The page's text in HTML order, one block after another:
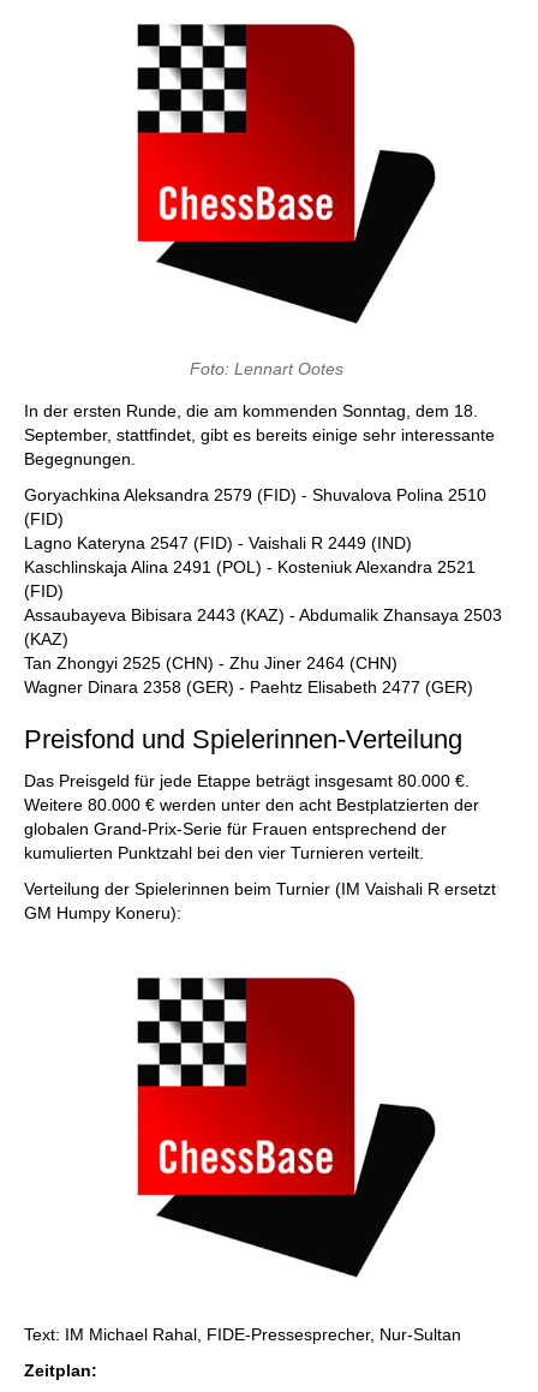
Foto: Lennart Ootes
In der ersten Runde, die am kommenden Sonntag, dem 18.
September, stattfindet, gibt es bereits einige sehr interessante
Begegnungen.
Goryachkina Aleksandra 2579 (FID) - Shuvalova Polina 2510
(FID)
Lagno Kateryna 2547 (FID) - Vaishali R 2449 (IND)
Kaschlinskaja Alina 2491 (POL) - Kosteniuk Alexandra 2521
(FID)
Assaubayeva Bibisara 2443 (KAZ) - Abdumalik Zhansaya 2503
(KAZ)
Tan Zhongyi 2525 (CHN) - Zhu Jiner 2464 (CHN)
Wagner Dinara 2358 (GER) - Paehtz Elisabeth 2477 (GER)
Preisfond und Spielerinnen-Verteilung
Das Preisgeld für jede Etappe beträgt insgesamt 80.000 €.
Weitere 80.000 € werden unter den acht Bestplatzierten der
globalen Grand-Prix-Serie für Frauen entsprechend der
kumulierten Punktzahl bei den vier Turnieren verteilt.
Verteilung der Spielerinnen beim Turnier (IM Vaishali R ersetzt
GM Humpy Koneru):
Text: IM Michael Rahal, FIDE-Pressesprecher, Nur-Sultan
Zeitplan: